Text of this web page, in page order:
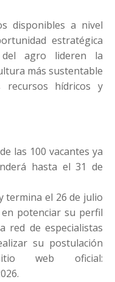
disponibles a nivel
estratégica
agro lideren la
más sustentable
hídricos y
las 100 vacantes ya
hasta el 31 de
termina el 26 de julio
potenciar su perfil
red de especialistas
su postulación
web oficial: